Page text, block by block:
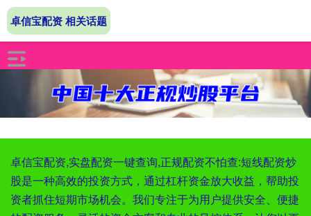
卓信宝配资,实盘配资一键查询,正规配资不怕查:短线配资炒
股是一种高效的投资方式，通过杠杆资金放大收益，帮助投
资者抓住短期市场机会。我们专注于为用户提供安全、便捷
卓信宝配资 相关话题